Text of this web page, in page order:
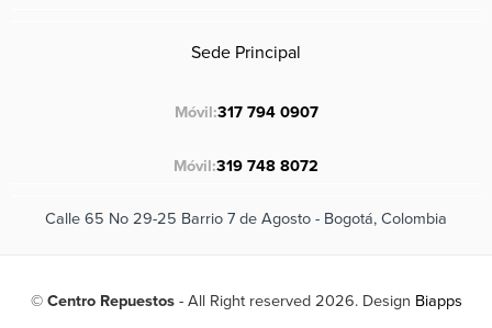
Sede Principal
Móvil:317 794 0907
Móvil:319 748 8072
Calle 65 No 29-25 Barrio 7 de Agosto - Bogotá, Colombia
© Centro Repuestos- All Right reserved 2026. Design Biapps